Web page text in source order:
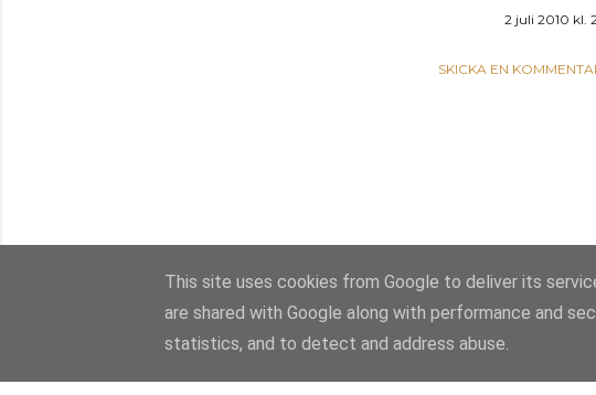
2 juli 2010 kl.
SKICKA EN
This site uses cookies from Google to deliver its
are shared with Google along with performance and
statistics, and to detect and address abuse.